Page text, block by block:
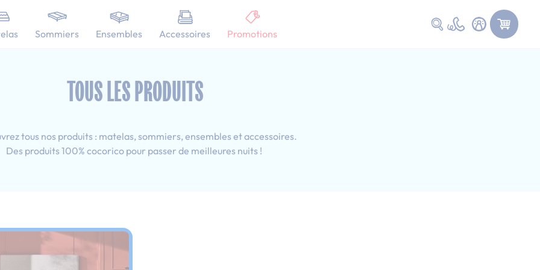
Sommiers Ensembles Accessoires Promotions
Faire une recherche
cm
TOUS LES PRODUITS
tous nos produits : matelas, sommiers, ensembles et accessoires.
Des produits 100% cocorico pour passer de meilleures nuits !